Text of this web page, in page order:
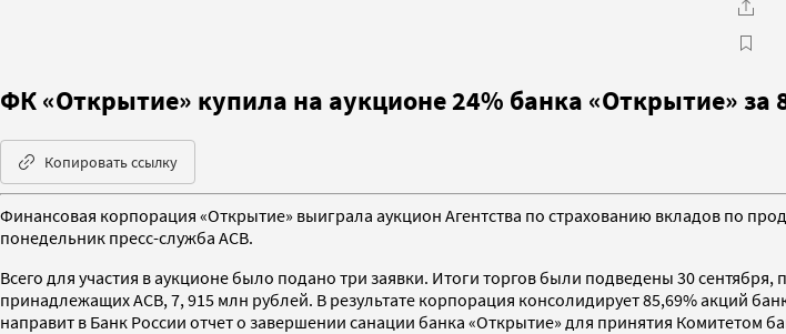
ФК «Открытие» купила на аукционе 24% банка «Открытие» за
Копировать ссылку
Финансовая корпорация «Открытие» выиграла аукцион Агентства по страхованию вкладов по
понедельник пресс-служба АСВ.
Всего для участия в аукционе было подано три заявки. Итоги торгов были подведены 30
принадлежащих АСВ, 7, 915 млн рублей. В результате корпорация консолидирует 85,69% акций
направит в Банк России отчет о завершении санации банка «Открытие» для принятия Комитетом